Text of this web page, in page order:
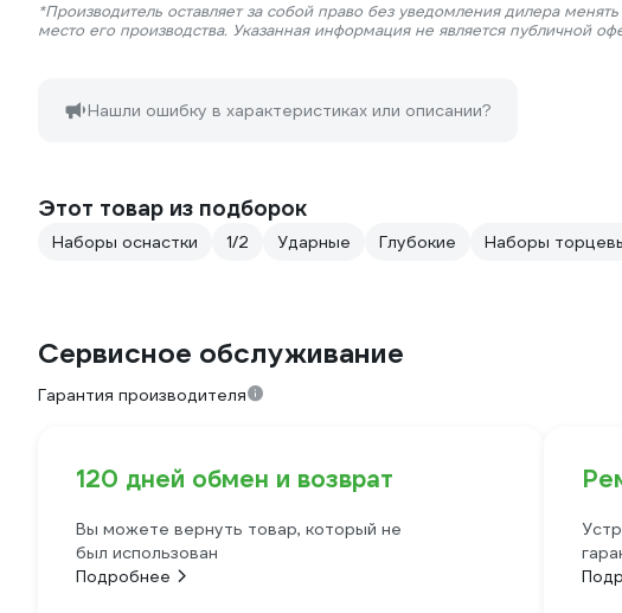
*Производитель оставляет за собой право без уведомления дилера
место его производства. Указанная информация не является публичной
Нашли ошибку в характеристиках или описании?
Этот товар из подборок
Наборы оснастки 1/2 Ударные Глубокие Наборы
Сервисное обслуживание
Гарантия производителя
120 дней обмен и возврат
Вы можете вернуть товар, который не
был использован
Подробнее